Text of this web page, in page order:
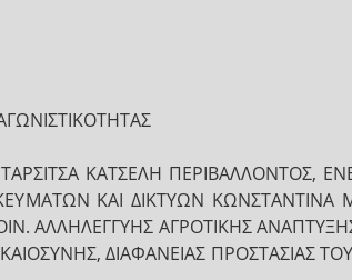
ΚΑΤΣΕΛΗ ΠΕΡΙΒΑΛΛΟΝΤΟΣ,
ΚΑΙ ΔΙΚΤΥΩΝ
ΑΛΛΗΛΕΓΓΥΗΣ ΑΓΡΟΤΙΚΗΣ
ΔΙΑΦΑΝΕΙΑΣ ΠΡΟΣΤΑΣΙΑΣ